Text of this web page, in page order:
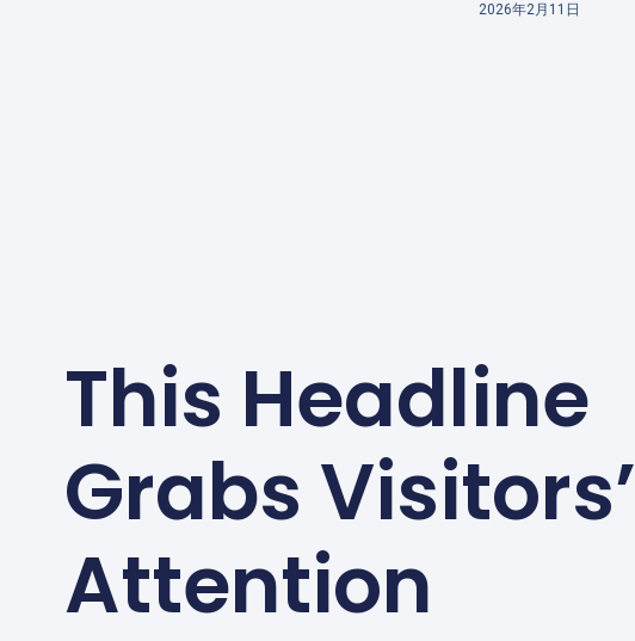
2026年2月11日
This Headline
Grabs Visitors’
Attention